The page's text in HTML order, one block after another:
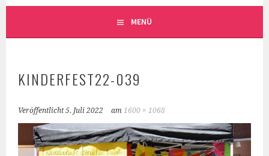
MENÜ
KINDERFEST22-039
Veröffentlicht5. Juli 2022 am 1600 × 1068